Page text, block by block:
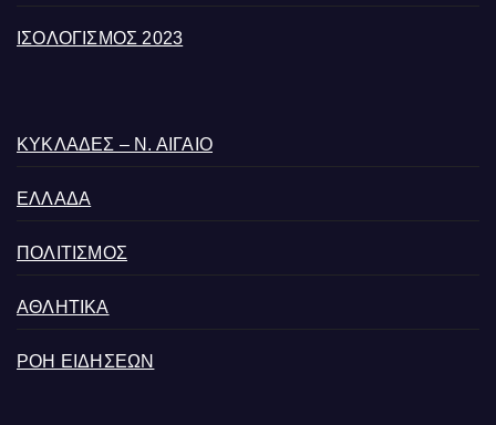
ΙΣΟΛΟΓΙΣΜΟΣ 2023
ΚΥΚΛΑΔΕΣ – Ν. ΑΙΓΑΙΟ
ΕΛΛΑΔΑ
ΠΟΛΙΤΙΣΜΟΣ
ΑΘΛΗΤΙΚΑ
ΡΟΗ ΕΙΔΗΣΕΩΝ